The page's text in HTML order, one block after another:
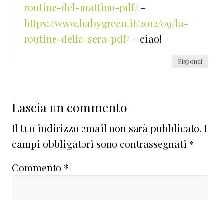
routine-del-mattino-pdf/ –
https://www.babygreen.it/2012/09/la-
routine-della-sera-pdf/ – ciao!
Rispondi
Lascia un commento
Il tuo indirizzo email non sarà pubblicato. I
campi obbligatori sono contrassegnati *
Commento *